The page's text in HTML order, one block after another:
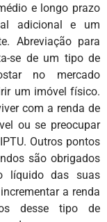
e longo prazo
adicional e um
Abreviação para
se de um tipo de
no mercado
um imóvel físico.
com a renda de
ou se preocupar
Outros pontos
são obrigados
líquido das suas
a renda
desse tipo de